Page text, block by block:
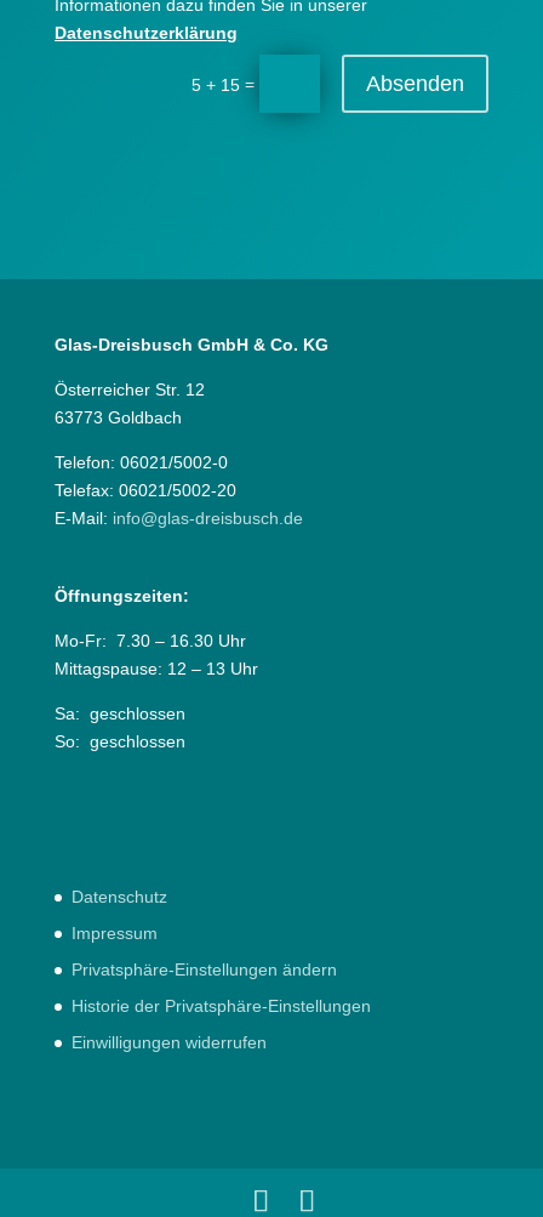
Informationen dazu finden Sie in unserer
Datenschutzerklärung
5 + 15 = Absenden
Glas-Dreisbusch GmbH & Co. KG
Österreicher Str. 12
63773 Goldbach
Telefon: 06021/5002-0
Telefax: 06021/5002-20
E-Mail: info@glas-dreisbusch.de
Öffnungszeiten:
Mo-Fr: 7.30 – 16.30 Uhr
Mittagspause: 12 – 13 Uhr
Sa: geschlossen
So: geschlossen
Datenschutz
Impressum
Privatsphäre-Einstellungen ändern
Historie der Privatsphäre-Einstellungen
Einwilligungen widerrufen